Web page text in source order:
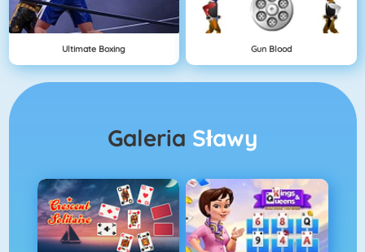
Ultimate Boxing Gun Blood
Galeria Sławy